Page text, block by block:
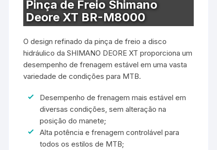
Pinça de Freio Shimano
Deore XT BR-M8000
O design refinado da pinça de freio a disco
hidráulico da SHIMANO DEORE XT proporciona um
desempenho de frenagem estável em uma vasta
variedade de condições para MTB.
Desempenho de frenagem mais estável em
diversas condições, sem alteração na
posição do manete;
Alta potência e frenagem controlável para
todos os estilos de MTB;